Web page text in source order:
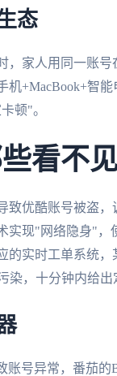
态
，家人用同一账
+MacBook+智
顿"。
看不
致优酷账号被盗
实现"网络隐身"，
的实时工单系统
染，十分钟内给出
账号异常，番茄